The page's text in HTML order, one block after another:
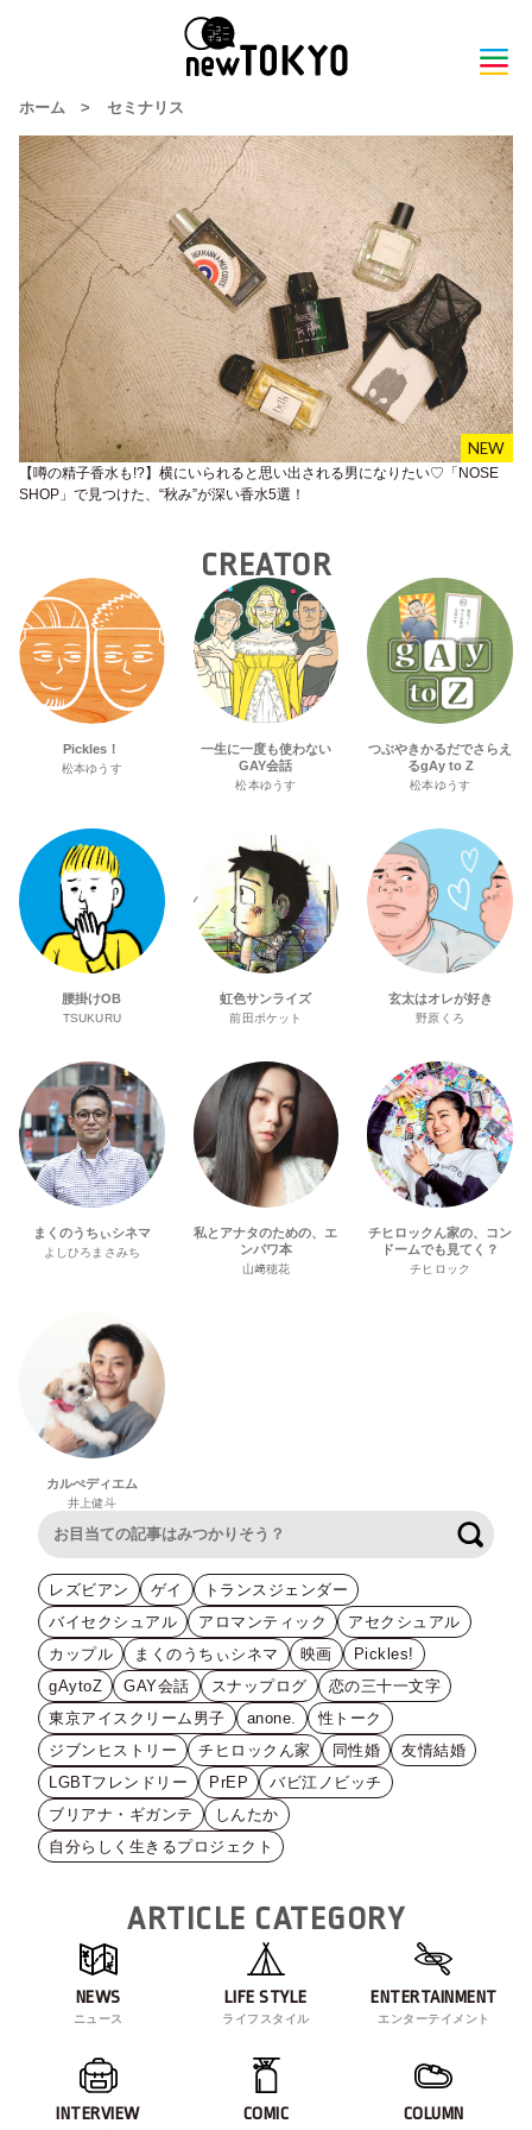
ホーム > セミナリス
【噂の精子香水も!?】横にいられると思い出される男になりたい♡「NOSE
SHOP」で見つけた、“秋み”が深い香水5選！
CREATOR
Pickles！
松本ゆうす
一生に一度も使わない
GAY会話
松本ゆうす
つぶやきかるだでさらえ
るgAy to Z
松本ゆうす
腰掛けOB
TSUKURU
虹色サンライズ
前田ポケット
玄太はオレが好き
野原くろ
まくのうちぃシネマ
よしひろまさみち
私とアナタのための、エ
ンパワ本
山﨑穂花
チヒロックん家の、コン
ドームでも見てく？
チヒロック
カルぺディエム
井上健斗
レズビアン ゲイ
トランスジェンダー
バイセクシュアル
アロマンティック
アセクシュアル
カップル
まくのうちぃシネマ 映画
Pickles!
gAytoZ
GAY会話 スナップログ
恋の三十一文字
東京アイスクリーム男子
anone.
性トーク
ジブンヒストリー
チヒロックん家 同性婚
友情結婚
LGBTフレンドリー
PrEP
バビ江ノビッチ
ブリアナ・ギガンテ
しんたか
自分らしく生きるプロジェクト
ARTICLE CATEGORY
NEWS
ニュース
LIFE STYLE
ライフスタイル
ENTERTAINMENT
エンターテイメント
INTERVIEW COMIC COLUMN